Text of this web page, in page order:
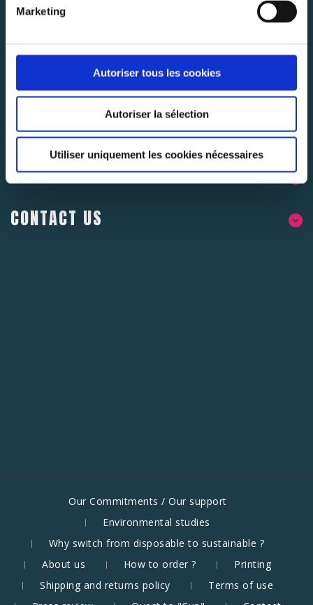
Marketing
Autoriser tous les cookies
Autoriser la sélection
Utiliser uniquement les cookies nécessaires
ABOUT US
CONTACT US
Our Commitments / Our support
Environmental studies
Why switch from disposable to sustainable ?
About us
How to order ?
Printing
Shipping and returns policy
Terms of use